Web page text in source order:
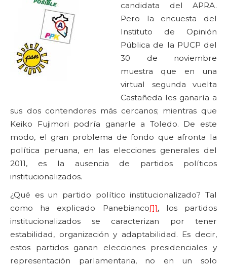
candidata del APRA.
Pero la encuesta del
Instituto de Opinión
Pública de la PUCP del
30 de noviembre
muestra que en una
virtual segunda vuelta
Castañeda les ganaría a
sus dos contendores más cercanos; mientras que
Keiko Fujimori podría ganarle a Toledo. De este
modo, el gran problema de fondo que afronta la
política peruana, en las elecciones generales del
2011, es la ausencia de partidos políticos
institucionalizados.
¿Qué es un partido político institucionalizado? Tal
como ha explicado Panebianco[1], los partidos
institucionalizados se caracterizan por tener
estabilidad, organización y adaptabilidad. Es decir,
estos partidos ganan elecciones presidenciales y
representación parlamentaria, no en un solo